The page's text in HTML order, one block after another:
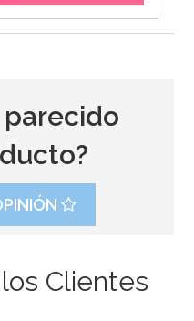
parecido
Clientes